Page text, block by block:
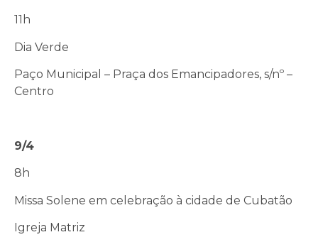
11h
Dia Verde
Paço Municipal – Praça dos Emancipadores, s/nº –
Centro
9/4
8h
Missa Solene em celebração à cidade de Cubatão
Igreja Matriz